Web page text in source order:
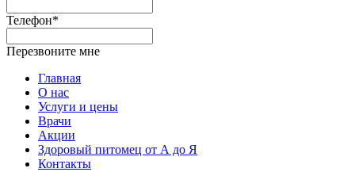
Телефон*
Перезвоните мне
Главная
О нас
Услуги и цены
Врачи
Акции
Здоровый питомец от А до Я
Контакты